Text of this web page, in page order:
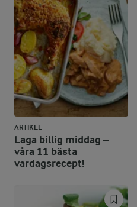
ARTIKEL
Laga billig middag –
våra 11 bästa
vardagsrecept!